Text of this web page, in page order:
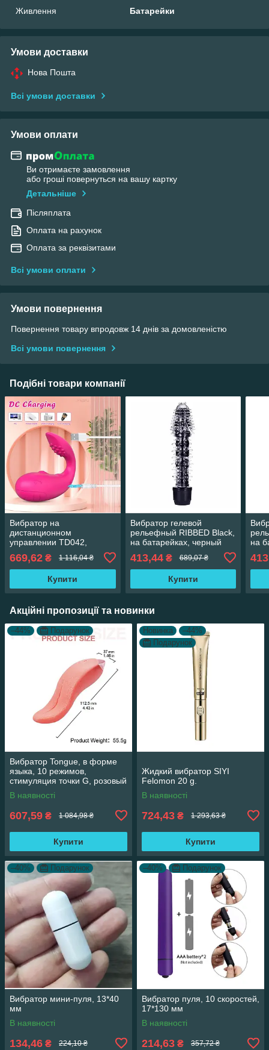
Живлення Батарейки
Умови доставки
Нова Пошта
Всі умови доставки
Умови оплати
Ви отримаєте замовлення
або гроші повернуться на вашу картку
Детальніше
Післяплата
Оплата на рахунок
Оплата за реквізитами
Всі умови оплати
Умови повернення
Повернення товару впродовж 14 днів за домовленістю
Всі умови повернення
Подібні товари компанії
Вибратор на
дистанционном
управлении TD042,
водонепроницаемый,
фиолетовый
669,62 ₴ 1 116,04 ₴
Купити
Вибратор гелевой
рельефный RIBBED Black,
на батарейках, черный
413,44₴ 689,07 ₴
Купити
на
Акційні пропозиції та новинки
–44% Подарунок
Вибратор Tongue, в форме
языка, 10 режимов,
стимуляция точки G, розовый
В наявності
607,59 ₴ 1 084,98 ₴
Купити
Новинка
–44%
Подарунок
Жидкий вибратор SIYI
Felomon 20 g.
В наявності
724,43 ₴ 1 293,63 ₴
Купити
–40% Подарунок
Вибратор мини-пуля, 13*40
мм
В наявності
134,46 ₴ 224,10 ₴
–40% Подарунок
Вибратор пуля, 10 скоростей,
17*130 мм
В наявності
214,63 ₴ 357,72 ₴